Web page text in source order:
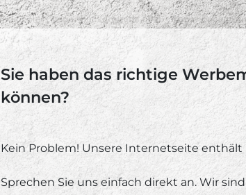
Sie haben das richtige
können?
Kein Problem! Unsere Internetseite
Sprechen Sie uns einfach direkt an. Wir